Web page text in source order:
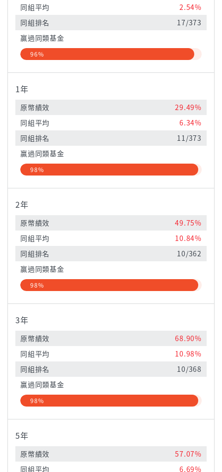
同組平均
2.54%
同組排名
17/373
贏過同類基金
96%
1年
原幣績效
29.49%
同組平均
6.34%
同組排名
11/373
贏過同類基金
98%
2年
原幣績效
49.75%
同組平均
10.84%
同組排名
10/362
贏過同類基金
98%
3年
原幣績效
68.90%
同組平均
10.98%
同組排名
10/368
贏過同類基金
98%
5年
原幣績效
57.07%
同組平均
6.69%